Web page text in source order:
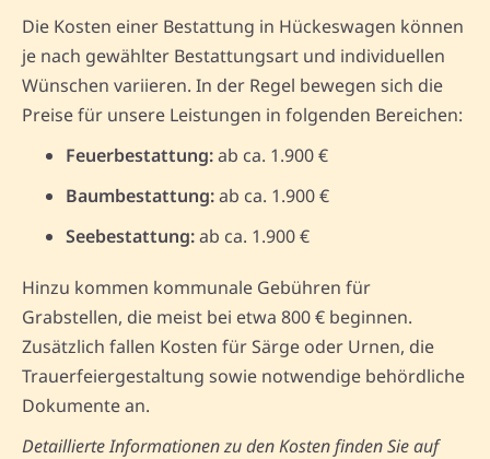
Die Kosten einer Bestattung in Hückeswagen können
je nach gewählter Bestattungsart und individuellen
Wünschen variieren. In der Regel bewegen sich die
Preise für unsere Leistungen in folgenden Bereichen:
Feuerbestattung:ab ca. 1.900 €
Baumbestattung:ab ca. 1.900 €
Seebestattung:ab ca. 1.900 €
Hinzu kommen kommunale Gebühren für
Grabstellen, die meist bei etwa 800 € beginnen.
Zusätzlich fallen Kosten für Särge oder Urnen, die
Trauerfeiergestaltung sowie notwendige behördliche
Dokumente an.
Detaillierte Informationen zu den Kosten finden Sie auf